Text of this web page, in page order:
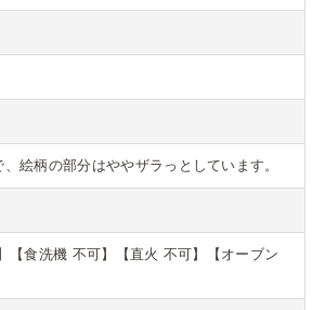
絵柄の部分はややザラっとしています。
【食洗機 不可】【直火 不可】【オーブン